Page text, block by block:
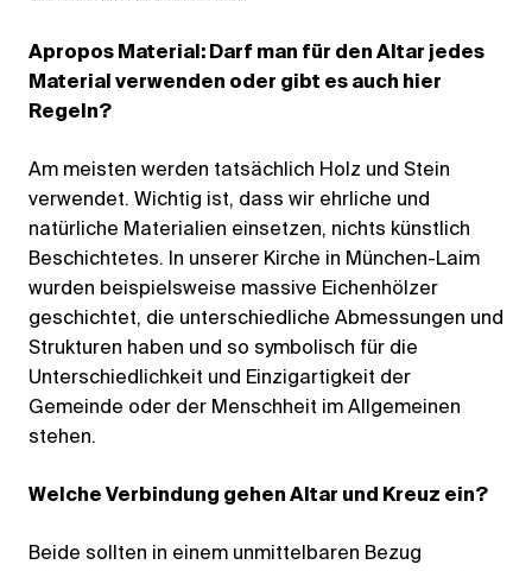
Apropos Material: Darf man für den Altar jedes
Material verwenden oder gibt es auch hier
Regeln?
Am meisten werden tatsächlich Holz und Stein
verwendet. Wichtig ist, dass wir ehrliche und
natürliche Materialien einsetzen, nichts künstlich
Beschichtetes. In unserer Kirche in München-Laim
wurden beispielsweise massive Eichenhölzer
geschichtet, die unterschiedliche Abmessungen und
Strukturen haben und so symbolisch für die
Unterschiedlichkeit und Einzigartigkeit der
Gemeinde oder der Menschheit im Allgemeinen
stehen.
Welche Verbindung gehen Altar und Kreuz ein?
Beide sollten in einem unmittelbaren Bezug